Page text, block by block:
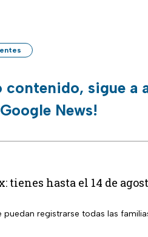
contenido, sigue a
Google News!
tienes hasta el 14 de
registrarse todas las